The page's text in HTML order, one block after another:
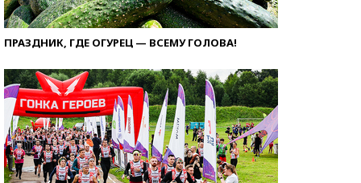
ПРАЗДНИК, ГДЕ ОГУРЕЦ — ВСЕМУ ГОЛОВА!